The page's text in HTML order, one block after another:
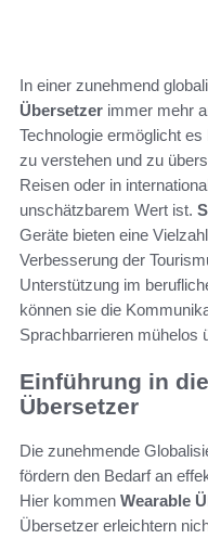
In einer zunehmend
Übersetzer immer mehr
Technologie ermöglicht
zu verstehen und zu
Reisen oder in
unschätzbarem Wert ist.
Geräte bieten eine
Verbesserung der
Unterstützung im
können sie die
Sprachbarrieren mühelos
Einführung in
Übersetzer
Die zunehmende
fördern den Bedarf an
Hier kommen Wearable
Übersetzer erleichtern